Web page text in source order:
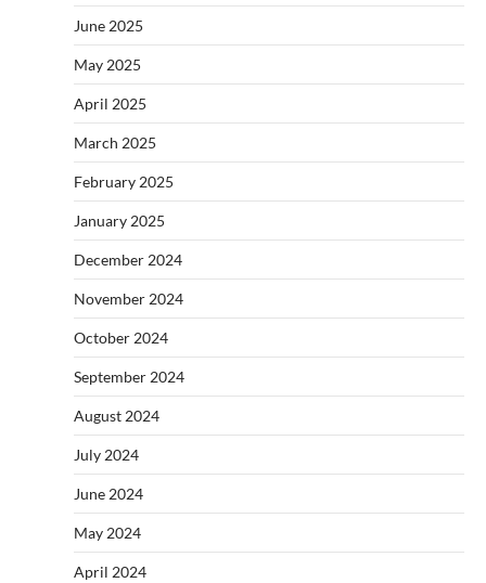
June 2025
May 2025
April 2025
March 2025
February 2025
January 2025
December 2024
November 2024
October 2024
September 2024
August 2024
July 2024
June 2024
May 2024
April 2024